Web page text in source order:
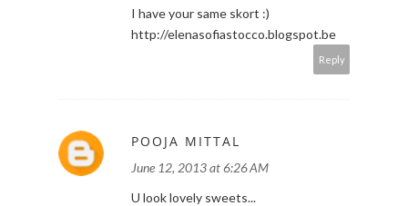
I have your same skort :)
http://elenasofiastocco.blogspot.be
Reply
POOJA MITTAL
June 12, 2013 at 6:26 AM
U look lovely sweets...